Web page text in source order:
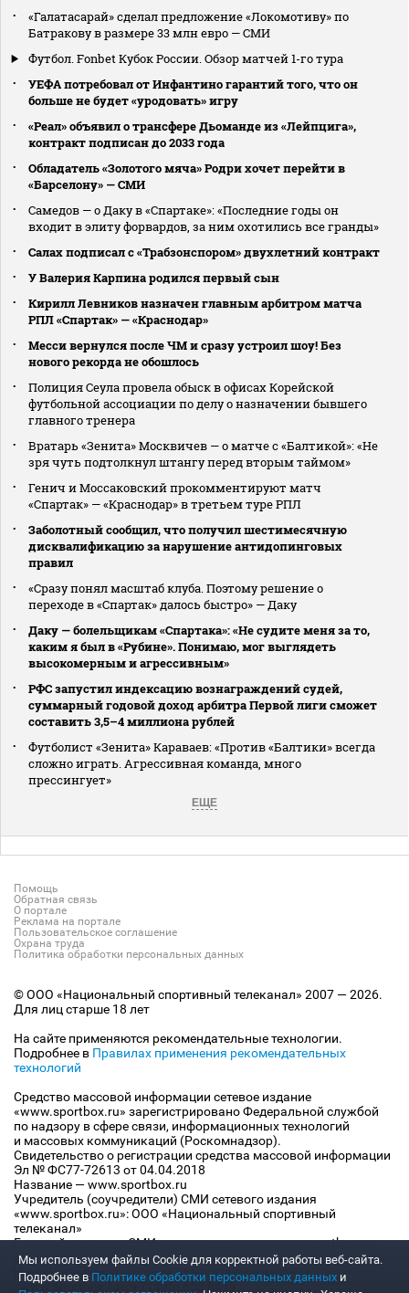
«Галатасарай» сделал предложение «Локомотиву» по
Батракову в размере 33 млн евро — СМИ
Футбол. Fonbet Кубок России. Обзор матчей 1-го тура
УЕФА потребовал от Инфантино гарантий того, что он
больше не будет «уродовать» игру
«Реал» объявил о трансфере Дьоманде из «Лейпцига»,
контракт подписан до 2033 года
Обладатель «Золотого мяча» Родри хочет перейти в
«Барселону» — СМИ
Самедов — о Даку в «Спартаке»: «Последние годы он
входит в элиту форвардов, за ним охотились все гранды»
Салах подписал с «Трабзонспором» двухлетний контракт
У Валерия Карпина родился первый сын
Кирилл Левников назначен главным арбитром матча
РПЛ «Спартак» — «Краснодар»
Месси вернулся после ЧМ и сразу устроил шоу! Без
нового рекорда не обошлось
Полиция Сеула провела обыск в офисах Корейской
футбольной ассоциации по делу о назначении бывшего
главного тренера
Вратарь «Зенита» Москвичев — о матче с «Балтикой»: «Не
зря чуть подтолкнул штангу перед вторым таймом»
Генич и Моссаковский прокомментируют матч
«Спартак» — «Краснодар» в третьем туре РПЛ
Заболотный сообщил, что получил шестимесячную
дисквалификацию за нарушение антидопинговых
правил
«Сразу понял масштаб клуба. Поэтому решение о
переходе в «Спартак» далось быстро» — Даку
Даку — болельщикам «Спартака»: «Не судите меня за то,
каким я был в «Рубине». Понимаю, мог выглядеть
высокомерным и агрессивным»
РФС запустил индексацию вознаграждений судей,
суммарный годовой доход арбитра Первой лиги сможет
составить 3,5–4 миллиона рублей
Футболист «Зенита» Караваев: «Против «Балтики» всегда
сложно играть. Агрессивная команда, много
прессингует»
ЕЩЕ
Помощь
Обратная связь
О портале
Реклама на портале
Пользовательское соглашение
Охрана труда
Политика обработки персональных данных
© ООО «Национальный спортивный телеканал» 2007 — 2026.
Для лиц старше 18 лет
На сайте применяются рекомендательные технологии.
Подробнее в Правилах применения рекомендательных
технологий
Средство массовой информации сетевое издание
«www.sportbox.ru» зарегистрировано Федеральной службой
по надзору в сфере связи, информационных технологий
и массовых коммуникаций (Роскомнадзор).
Свидетельство о регистрации средства массовой информации
Эл № ФС77-72613 от 04.04.2018
Название — www.sportbox.ru
Учредитель (соучредители) СМИ сетевого издания
«www.sportbox.ru»: ООО «Национальный спортивный
телеканал»
Главный редактор СМИ сетевого издания «www.sportbox.ru»:
Конов В.А.
Номер телефона редакции СМИ сетевого издания
«www.sportbox.ru»: +7 (495) 653 8419
Мы используем файлы Сookie для корректной работы веб-сайта.
Подробнее в Политике обработки персональных данных и